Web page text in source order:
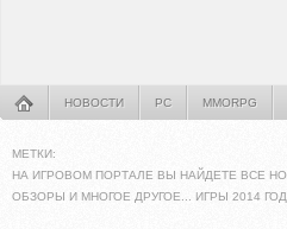
НОВОСТИ PC MMORPG
МЕТКИ:
НА ИГРОВОМ ПОРТАЛЕ ВЫ НАЙДЕТЕ ВСЕ
ОБЗОРЫ И МНОГОЕ ДРУГОЕ... ИГРЫ 2014